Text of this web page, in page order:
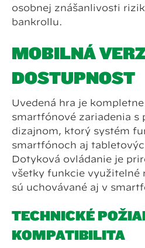
osobnej znášanlivosti
bankrollu.
MOBILNÁ
DOSTUPNOSŤ
Uvedená hra je
smartfónové zariadenia s
dizajnom, ktorý systém
smartfónoch aj
Dotyková ovládanie je
všetky funkcie využiteľné
sú uchovávané aj v
TECHNICKÉ
KOMPATIBILITA